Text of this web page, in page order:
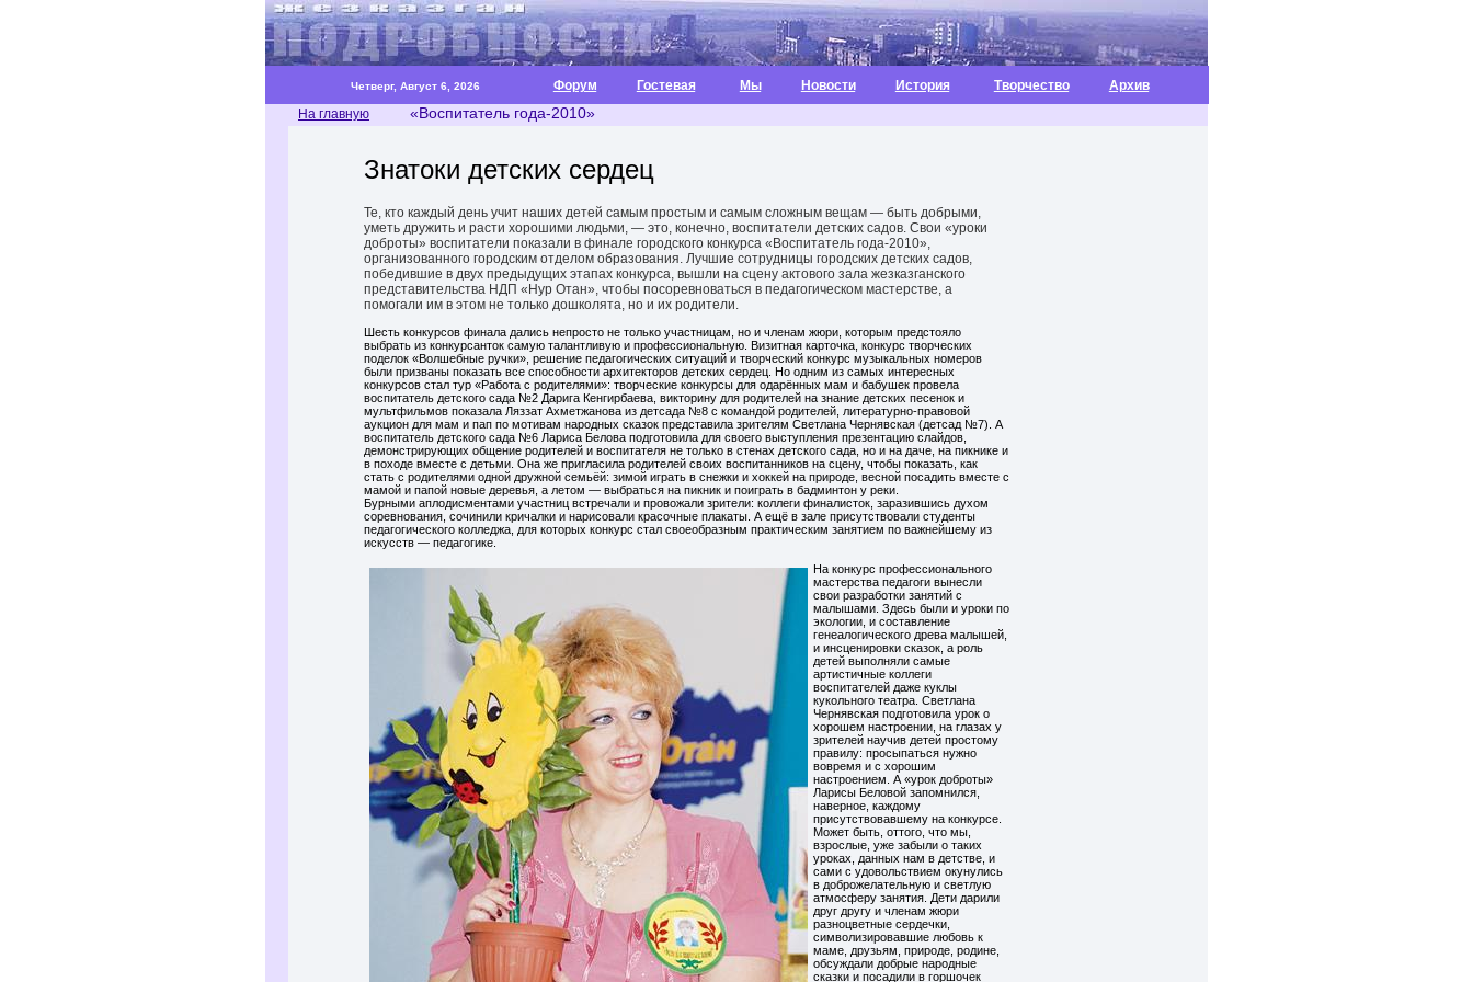
Четверг, Август 6, 2026 Форум Гостевая Мы Новости История Творчество
Архив
На главную
«Воспитатель года-2010»
Знатоки детских сердец
Те, кто каждый день учит наших детей самым простым и самым сложным вещам — быть добрыми,
уметь дружить и расти хорошими людьми, — это, конечно, воспитатели детских садов. Свои «уроки
доброты» воспитатели показали в финале городского конкурса «Воспитатель года-2010»,
организованного городским отделом образования. Лучшие сотрудницы городских детских садов,
победившие в двух предыдущих этапах конкурса, вышли на сцену актового зала жезказганского
представительства НДП «Нур Отан», чтобы посоревноваться в педагогическом мастерстве, а
помогали им в этом не только дошколята, но и их родители.
Шесть конкурсов финала дались непросто не только участницам, но и членам жюри, которым предстояло
выбрать из конкурсанток самую талантливую и профессиональную. Визитная карточка, конкурс творческих
поделок «Волшебные ручки», решение педагогических ситуаций и творческий конкурс музыкальных номеров
были призваны показать все способности архитекторов детских сердец. Но одним из самых интересных
конкурсов стал тур «Работа с родителями»: творческие конкурсы для одарённых мам и бабушек провела
воспитатель детского сада №2 Дарига Кенгирбаева, викторину для родителей на знание детских песенок и
мультфильмов показала Ляззат Ахметжанова из детсада №8 с командой родителей, литературно-правовой
аукцион для мам и пап по мотивам народных сказок представила зрителям Светлана Чернявская (детсад №7). А
воспитатель детского сада №6 Лариса Белова подготовила для своего выступления презентацию слайдов,
демонстрирующих общение родителей и воспитателя не только в стенах детского сада, но и на даче, на пикнике и
в походе вместе с детьми. Она же пригласила родителей своих воспитанников на сцену, чтобы показать, как
стать с родителями одной дружной семьёй: зимой играть в снежки и хоккей на природе, весной посадить вместе с
мамой и папой новые деревья, а летом — выбраться на пикник и поиграть в бадминтон у реки.
Бурными аплодисментами участниц встречали и провожали зрители: коллеги финалисток, заразившись духом
соревнования, сочинили кричалки и нарисовали красочные плакаты. А ещё в зале присутствовали студенты
педагогического колледжа, для которых конкурс стал своеобразным практическим занятием по важнейшему из
искусств — педагогике.
На конкурс профессионального
мастерства педагоги вынесли
свои разработки занятий с
малышами. Здесь были и уроки по
экологии, и составление
генеалогического древа малышей,
и инсценировки сказок, а роль
детей выполняли самые
артистичные коллеги
воспитателей даже куклы
кукольного театра. Светлана
Чернявская подготовила урок о
хорошем настроении, на глазах у
зрителей научив детей простому
правилу: просыпаться нужно
вовремя и с хорошим
настроением. А «урок доброты»
Ларисы Беловой запомнился,
наверное, каждому
присутствовавшему на конкурсе.
Может быть, оттого, что мы,
взрослые, уже забыли о таких
уроках, данных нам в детстве, и
сами с удовольствием окунулись
в доброжелательную и светлую
атмосферу занятия. Дети дарили
друг другу и членам жюри
разноцветные сердечки,
символизировавшие любовь к
маме, друзьям, природе, родине,
обсуждали добрые народные
сказки и посадили в горшочек